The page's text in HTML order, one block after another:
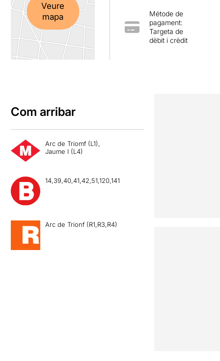
Veure
mapa
Métode de
pagament:
Targeta de
dèbit i crèdit
Com arribar
Arc de Triomf (L1),
Jaume I (L4)
14,39,40,41,42,51,120,141
Arc de Trionf (R1,R3,R4)